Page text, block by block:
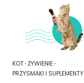
KOT ŻYWIENIE
PRZYSMAKI I SUPLEMENTY